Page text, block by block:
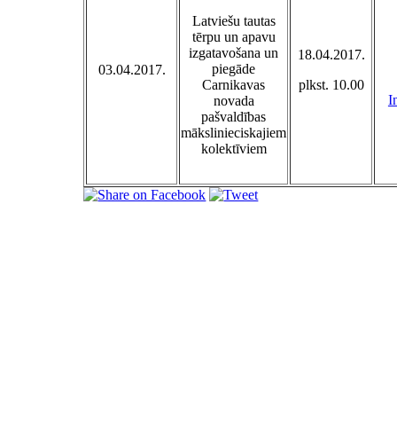
03.04.2017.
Latviešu tautas
tērpu un apavu
izgatavošana un
piegāde
Carnikavas
novada
pašvaldības
mākslinieciskajiem
kolektīviem
18.04.2017.
plkst. 10.00